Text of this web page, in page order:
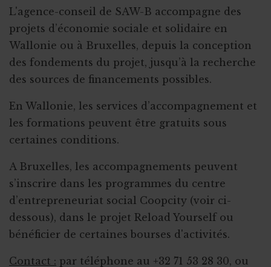
L'agence-conseil de SAW-B accompagne des
projets d’économie sociale et solidaire en
Wallonie ou à Bruxelles, depuis la conception
des fondements du projet, jusqu’à la recherche
des sources de financements possibles.
En Wallonie, les services d’accompagnement et
les formations peuvent être gratuits sous
certaines conditions.
A Bruxelles, les accompagnements peuvent
s’inscrire dans les programmes du centre
d’entrepreneuriat social Coopcity (voir ci-
dessous), dans le projet Reload Yourself ou
bénéficier de certaines bourses d'activités.
Contact : par téléphone au +32 71 53 28 30, ou